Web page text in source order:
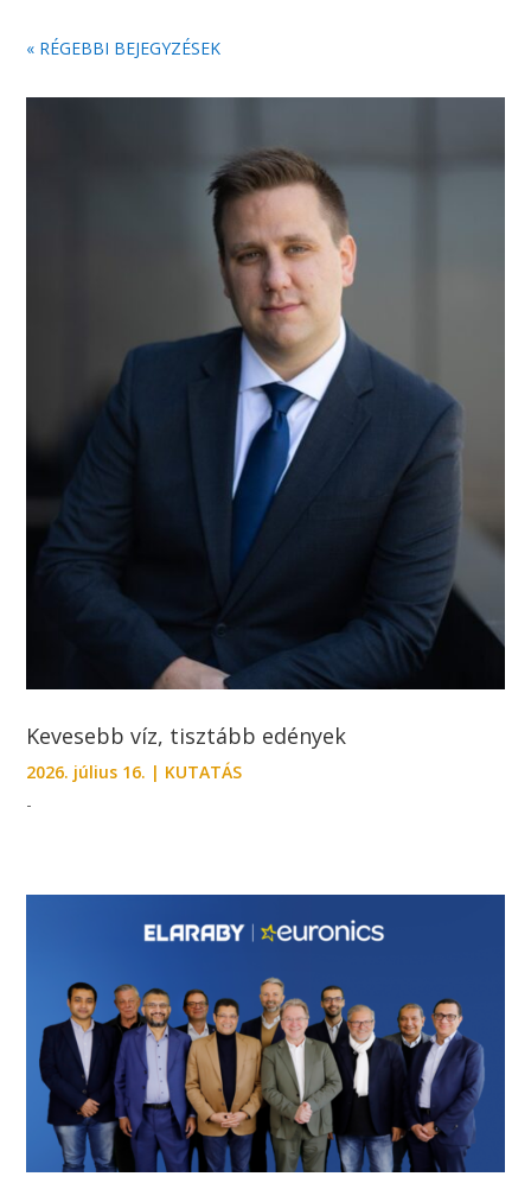
« RÉGEBBI BEJEGYZÉSEK
Kevesebb víz, tisztább edények
2026. július 16. | KUTATÁS
-